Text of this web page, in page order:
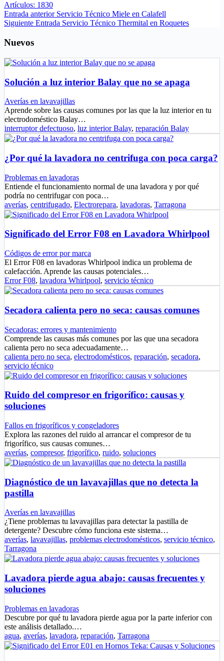
Artículos: 1830
Entrada anterior Servicio Técnico Miele en Calafell
Siguiente Entrada Servicio Técnico Thermital en Roquetes
Nuevos
Solución a luz interior Balay que no se apaga
Averías en lavavajillas
Aprende sobre las causas comunes por las que la luz interior en tu
electrodoméstico Balay…
interruptor defectuoso, luz interior Balay, reparación Balay
¿Por qué la lavadora no centrifuga con poca carga?
Problemas en lavadoras
Entiende el funcionamiento normal de una lavadora y por qué
podría no centrifugar con poca…
averías, centrifugado, Electrorepara, lavadoras, Tarragona
Significado del Error F08 en Lavadora Whirlpool
Códigos de error por marca
El Error F08 en lavadoras Whirlpool indica un problema de
calefacción. Aprende las causas potenciales…
Error F08, lavadora Whirlpool, servicio técnico
Secadora calienta pero no seca: causas comunes
Secadoras: errores y mantenimiento
Comprende las causas más comunes por las que una secadora
calienta pero no seca adecuadamente…
calienta pero no seca, electrodomésticos, reparación, secadora,
servicio técnico
Ruido del compresor en frigorífico: causas y
soluciones
Fallos en frigoríficos y congeladores
Explora las razones del ruido al arrancar el compresor de tu
frigorífico, sus causas comunes…
averías, compresor, frigorífico, ruido, soluciones
Diagnóstico de un lavavajillas que no detecta la
pastilla
Averías en lavavajillas
¿Tiene problemas tu lavavajillas para detectar la pastilla de
detergente? Descubre cómo funciona este sistema…
averías, lavavajillas, problemas electrodomésticos, servicio técnico,
Tarragona
Lavadora pierde agua abajo: causas frecuentes y
soluciones
Problemas en lavadoras
Descubre por qué tu lavadora pierde agua por la parte inferior con
este análisis detallado.…
agua, averías, lavadora, reparación, Tarragona